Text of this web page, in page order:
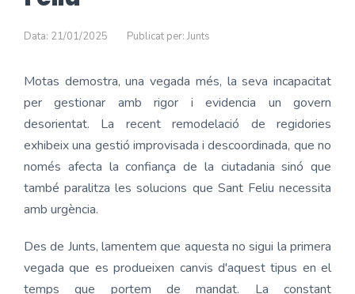
Data: 21/01/2025 Publicat per: Junts
Motas demostra, una vegada més, la seva incapacitat
per gestionar amb rigor i evidencia un govern
desorientat. La recent remodelació de regidories
exhibeix una gestió improvisada i descoordinada, que no
només afecta la confiança de la ciutadania sinó que
també paralitza les solucions que Sant Feliu necessita
amb urgència.
Des de Junts, lamentem que aquesta no sigui la primera
vegada que es produeixen canvis d'aquest tipus en el
temps que portem de mandat. La constant